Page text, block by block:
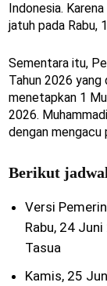
Indonesia.
jatuh pada Rabu,
Sementara itu,
Tahun 2026
menetapkan 1
2026.
dengan mengacu
Berikut jadwal
Versi
Rabu, 24
Tasua
Kamis, 25